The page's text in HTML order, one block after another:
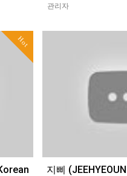
관리자
Hot
지삐